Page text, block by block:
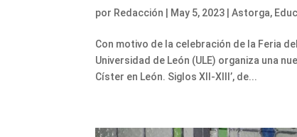
por Redacción May 5, 2023 |Astorga,
Con motivo de la celebración de la Feria
Universidad de León (ULE) organiza una
Císter en León. Siglos XII-XIII’, de...